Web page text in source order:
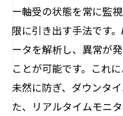
ー軸受の状態を常に監
限に引き出す手法です
ータを解析し、異常が
ことが可能です。これ
未然に防ぎ、ダウンタ
た、リアルタイムモニ